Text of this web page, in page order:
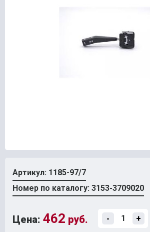
Артикул: 1185-97/7
Номер по каталогу: 3153-3709020
Цена: 462 руб. - +